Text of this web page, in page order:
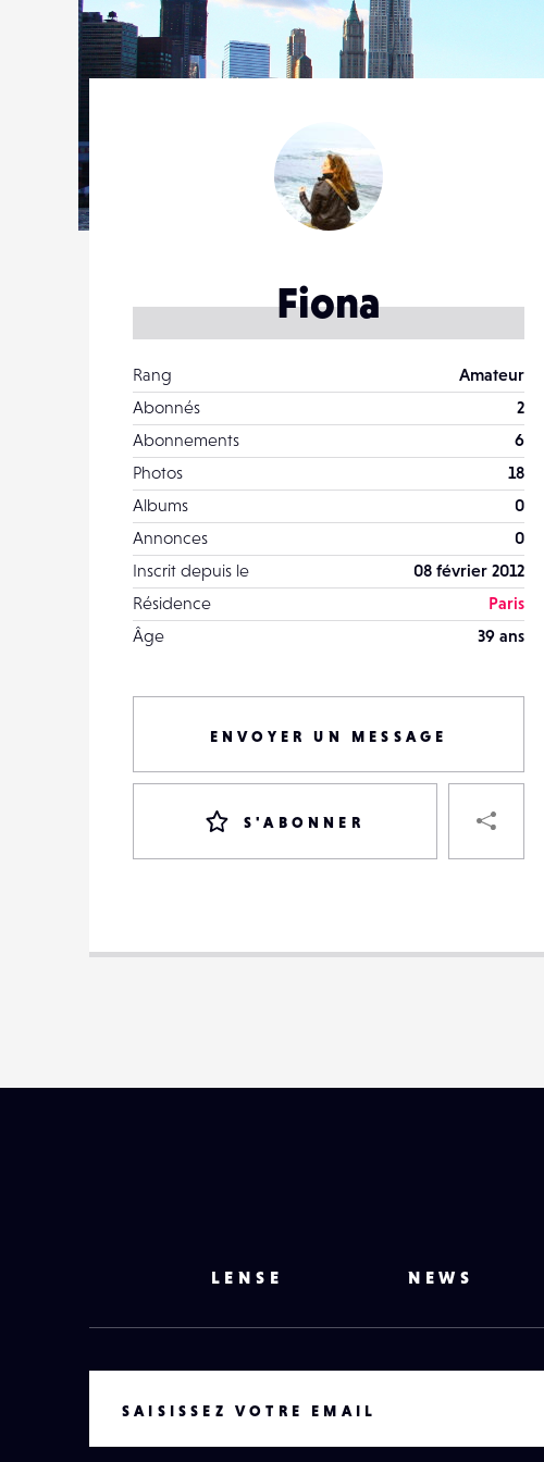
Fiona
Rang
Amateur
Abonnés
2
Abonnements
6
Photos
18
Albums
0
Annonces
0
Inscrit depuis le
08 février 2012
Résidence
Paris
Âge
39 ans
ENVOYER UN MESSAGE
S'ABONNER
LENSE NEWS
SAISISSEZ VOTRE EMAIL